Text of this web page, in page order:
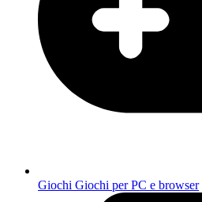
Giochi Giochi per PC e browser